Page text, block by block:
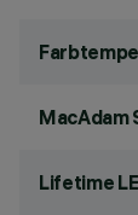
MacAdam
Lifetime